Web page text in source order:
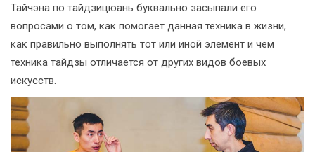
Тайчэна по тайдзицюань буквально засыпали его
вопросами о том, как помогает данная техника в жизни,
как правильно выполнять тот или иной элемент и чем
техника тайдзы отличается от других видов боевых
искусств.